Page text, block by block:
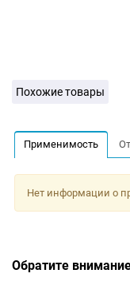
Похожие товары
Применимость
Нет информации о
Обратите